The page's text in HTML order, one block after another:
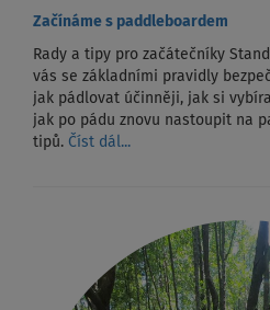
Začínáme s paddleboardem
Rady a tipy pro začátečníky
vás se základními pravidly
jak pádlovat účinněji, jak si
jak po pádu znovu nastoupit na
tipů. Číst dál...